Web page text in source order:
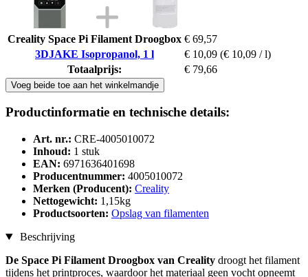
Creality Space Pi Filament Droogbox € 69,57
3DJAKE Isopropanol, 1 l
€ 10,09 (€ 10,09 / l)
Totaalprijs:
€ 79,66
Voeg beide toe aan het winkelmandje
Productinformatie en technische details:
Art. nr.: CRE-4005010072
Inhoud: 1 stuk
EAN: 6971636401698
Producentnummer: 4005010072
Merken (Producent): Creality
Nettogewicht: 1,15kg
Productsoorten: Opslag van filamenten
Beschrijving
De Space Pi Filament Droogbox van Creality droogt het filament
tijdens het printproces, waardoor het materiaal geen vocht opneemt